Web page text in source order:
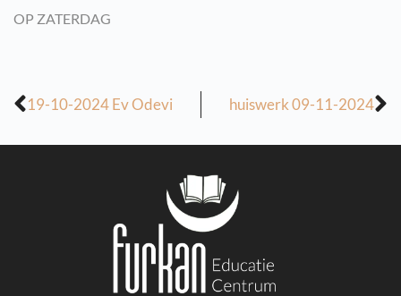
OP ZATERDAG
19-10-2024 Ev Odevi huiswerk 09-11-2024